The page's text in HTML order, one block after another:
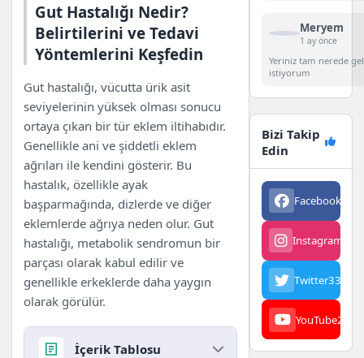
Gut Hastalığı Nedir?
Belirtilerini ve Tedavi
Yöntemlerini Keşfedin
Gut hastalığı, vücutta ürik asit
seviyelerinin yüksek olması sonucu
ortaya çıkan bir tür eklem iltihabıdır.
Genellikle ani ve şiddetli eklem
ağrıları ile kendini gösterir. Bu
hastalık, özellikle ayak
başparmağında, dizlerde ve diğer
eklemlerde ağrıya neden olur. Gut
hastalığı, metabolik sendromun bir
parçası olarak kabul edilir ve
genellikle erkeklerde daha yaygın
olarak görülür.
İçerik Tablosu
Meryem
1 ay önce
Yeriniz tam nerede
istiyorum
Bizi Takip
Edin
Facebook
Instagram
Twitter3342
YouTube23